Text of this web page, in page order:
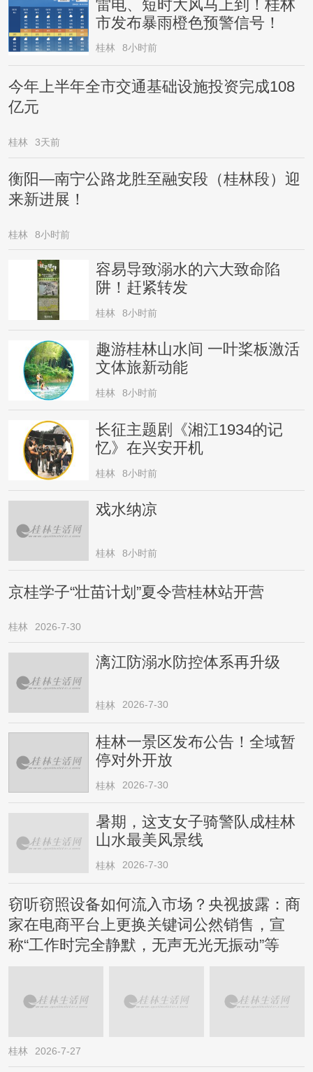
雷电、短时大风马上到！桂林
市发布暴雨橙色预警信号！
桂林 8小时前
今年上半年全市交通基础设施投资完成108
亿元
桂林 3天前
衡阳—南宁公路龙胜至融安段（桂林段）迎
来新进展！
桂林 8小时前
容易导致溺水的六大致命陷
阱！赶紧转发
桂林 8小时前
趣游桂林山水间 一叶桨板激活
文体旅新动能
桂林 8小时前
长征主题剧《湘江1934的记
忆》在兴安开机
桂林 8小时前
戏水纳凉
桂林 8小时前
京桂学子“壮苗计划”夏令营桂林站开营
桂林 2026-7-30
漓江防溺水防控体系再升级
桂林 2026-7-30
桂林一景区发布公告！全域暂
停对外开放
桂林 2026-7-30
暑期，这支女子骑警队成桂林
山水最美风景线
桂林 2026-7-30
窃听窃照设备如何流入市场？央视披露：商
家在电商平台上更换关键词公然销售，宣
称“工作时完全静默，无声无光无振动”等
桂林 2026-7-27